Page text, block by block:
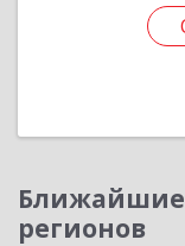
Ближайшие
регионов